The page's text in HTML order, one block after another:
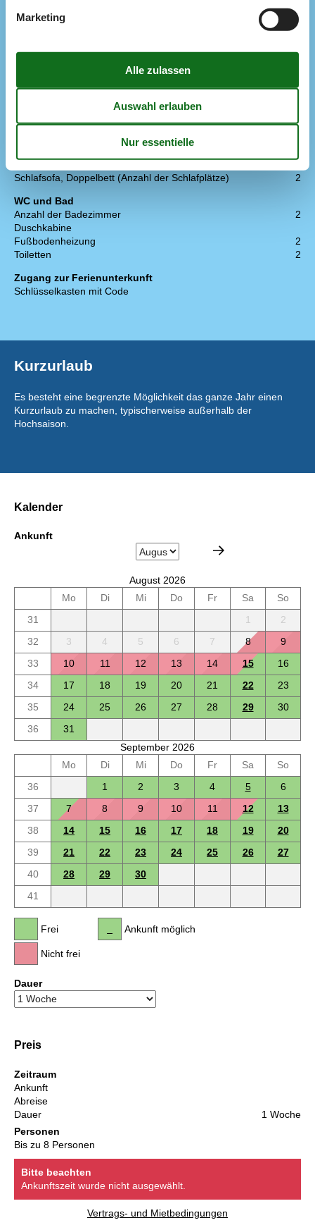
> 3 dänische Sender
Smart TV
1
Anzahl der Schlafzimmer
3
Doppelbett (Anzahl der Schlafplätze)
Schlafsofa, Doppelbett (Anzahl der Schlafplätze)
2
WC und Bad
Anzahl der Badezimmer
2
Duschkabine
Fußbodenheizung
2
Toiletten
2
Zugang zur Ferienunterkunft
Schlüsselkasten mit Code
Kurzurlaub
Es besteht eine begrenzte Möglichkeit das ganze Jahr einen
Kurzurlaub zu machen, typischerweise außerhalb der
Hochsaison.
Kalender
Ankunft
August 2026
Mo
Di Mi Do Fr Sa
So
31
1
2
32
3 4 5 6 7 8
9
33
10 11 12 13 14 15
16
34
17 18 19 20 21 22
23
35
24 25 26 27 28 29
30
36
31
September 2026
Mo
Di Mi Do Fr Sa
So
36
1 2 3 4 5
6
37
7 8 9 10 11 12
13
38
14 15 16 17 18 19
20
39
21 22 23 24 25 26
27
40
28 29
30
41
Frei
Nicht frei
Ankunft möglich
Dauer
Preis
Zeitraum
Ankunft
Abreise
Dauer
1 Woche
Personen
Bis zu 8 Personen
Bitte beachten
Ankunftszeit wurde nicht ausgewählt.
Vertrags- und Mietbedingungen
Marketing